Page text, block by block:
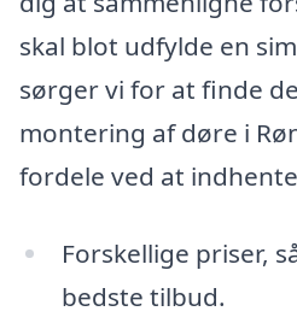
skal blot udfylde en
sørger vi for at finde
montering af døre i
fordele ved at
Forskellige priser,
bedste tilbud.